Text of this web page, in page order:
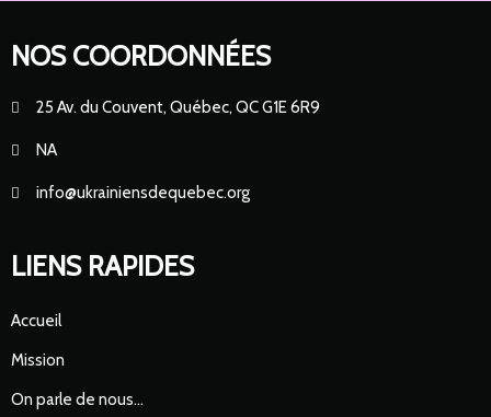
NOS COORDONNÉES
25 Av. du Couvent, Québec, QC G1E 6R9
NA
info@ukrainiensdequebec.org
LIENS RAPIDES
Accueil
Mission
On parle de nous…